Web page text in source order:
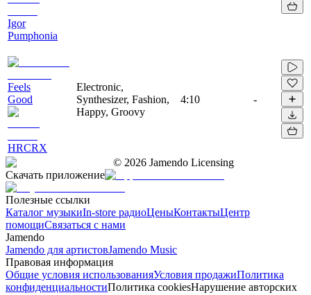
Igor
Pumphonia
Feels
Good
HRCRX
Electronic,
Synthesizer, Fashion,
Happy, Groovy
4:10 -
© 2026 Jamendo Licensing
Скачать приложение
Полезные ссылки
Каталог музыкиIn-store радиоЦеныКонтактыЦентр
помощиСвязаться с нами
Jamendo
Jamendo для артистовJamendo Music
Правовая информация
Общие условия использованияУсловия продажиПолитика
конфиденциальностиПолитика cookiesНарушение авторских